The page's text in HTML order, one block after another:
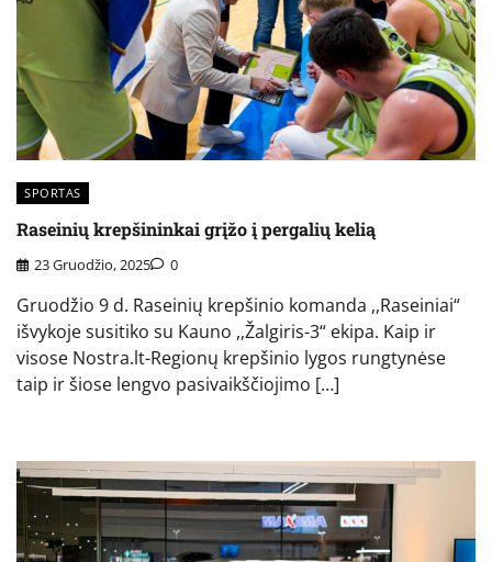
SPORTAS
Raseinių krepšininkai grįžo į pergalių kelią
23 Gruodžio, 2025 0
Gruodžio 9 d. Raseinių krepšinio komanda ,,Raseiniai“
išvykoje susitiko su Kauno ,,Žalgiris-3“ ekipa. Kaip ir
visose Nostra.lt-Regionų krepšinio lygos rungtynėse
taip ir šiose lengvo pasivaikščiojimo […]